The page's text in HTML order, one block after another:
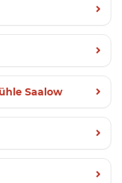
Saalow